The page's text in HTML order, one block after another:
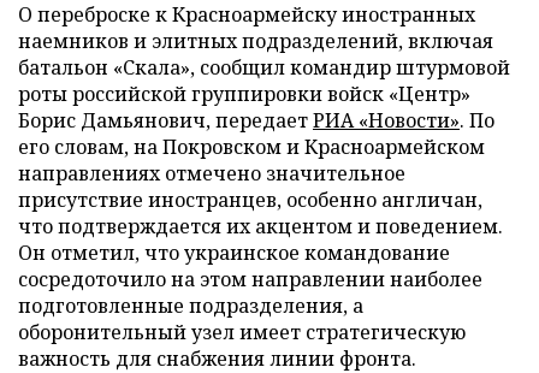
О переброске к Красноармейску иностранных
наемников и элитных подразделений, включая
батальон «Скала», сообщил командир штурмовой
роты российской группировки войск «Центр»
Борис Дамьянович, передаетРИА «Новости». По
его словам, на Покровском и Красноармейском
направлениях отмечено значительное
присутствие иностранцев, особенно англичан,
что подтверждается их акцентом и поведением.
Он отметил, что украинское командование
сосредоточило на этом направлении наиболее
подготовленные подразделения, а
оборонительный узел имеет стратегическую
важность для снабжения линии фронта.